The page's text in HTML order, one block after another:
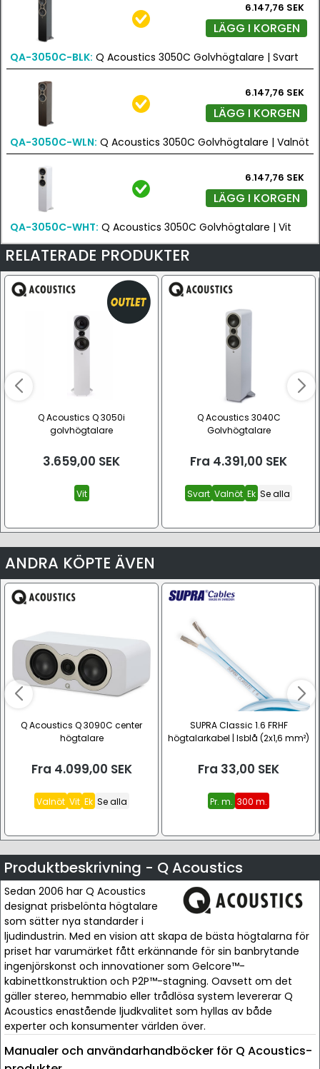
6.147,76 SEK
LÄGG I KORGEN
QA-3050C-BLK: Q Acoustics 3050C Golvhögtalare | Svart
6.147,76 SEK
LÄGG I KORGEN
QA-3050C-WLN: Q Acoustics 3050C Golvhögtalare | Valnöt
6.147,76 SEK
LÄGG I KORGEN
QA-3050C-WHT: Q Acoustics 3050C Golvhögtalare | Vit
RELATERADE PRODUKTER
Q Acoustics Q 3050i
golvhögtalare
3.659,00 SEK
Vit
Q Acoustics 3040C
Golvhögtalare
Fra 4.391,00 SEK
Svart Valnöt Ek Se alla
ANDRA KÖPTE ÄVEN
Q Acoustics Q 3090C center
högtalare
Fra 4.099,00 SEK
Valnöt Vit Ek Se alla
SUPRA Classic 1.6 FRHF
högtalarkabel | Isblå (2x1,6 mm²)
Fra 33,00 SEK
Pr. m. 300 m.
Produktbeskrivning - Q Acoustics
Sedan 2006 har Q Acoustics
designat prisbelönta högtalare
som sätter nya standarder i
ljudindustrin. Med en vision att skapa de bästa högtalarna för
priset har varumärket fått erkännande för sin banbrytande
ingenjörskonst och innovationer som Gelcore™-
kabinettkonstruktion och P2P™-stagning. Oavsett om det
gäller stereo, hemmabio eller trådlösa system levererar Q
Acoustics enastående ljudkvalitet som hyllas av både
experter och konsumenter världen över.
Manualer och användarhandböcker för Q Acoustics-